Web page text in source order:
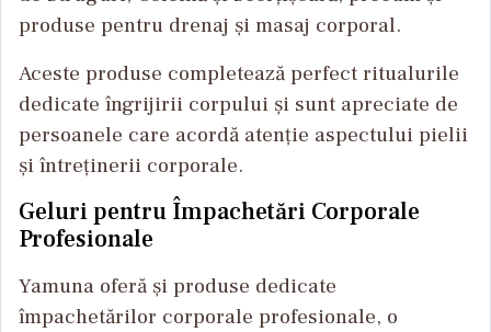
produse pentru drenaj și masaj corporal.
Aceste produse completează perfect ritualurile
dedicate îngrijirii corpului și sunt apreciate de
persoanele care acordă atenție aspectului pielii
și întreținerii corporale.
Geluri pentru Împachetări Corporale
Profesionale
Yamuna oferă și produse dedicate
împachetărilor corporale profesionale, o